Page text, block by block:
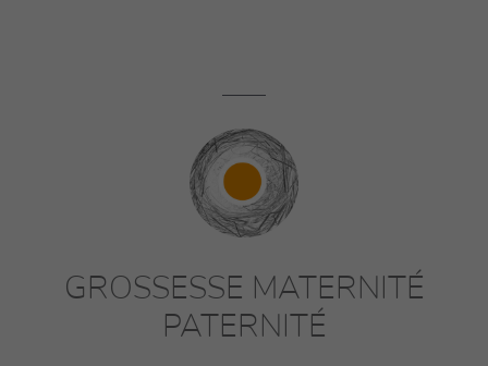
GROSSESSE MATERNITÉ
PATERNITÉ